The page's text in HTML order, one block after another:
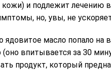
кожи) и подлежит лечению
но, увы, не
ядовитое масло попало на
впитывается за 30
продукт, который